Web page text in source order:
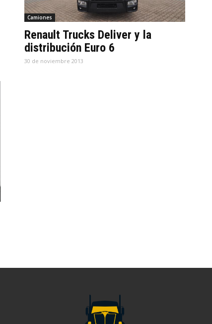
Camiones
Renault Trucks Deliver y la
distribución Euro 6
30 de noviembre 2013